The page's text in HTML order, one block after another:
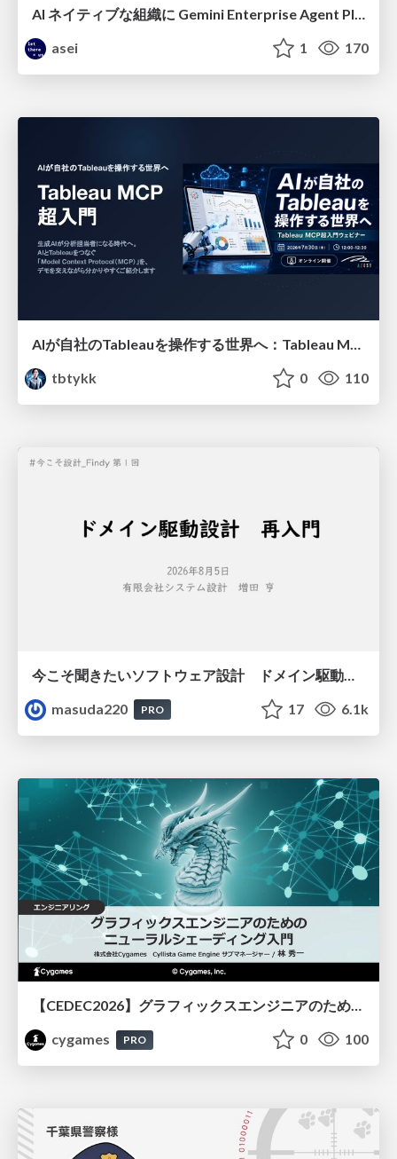
AI ネイティブな組織に Gemini Enterprise Agent Platform がなぜ必要なのか
asei
1 170
AIが自社のTableauを操作する世界へ：Tableau MCP超入門
tbtykk
0 110
masuda220
PRO 17 6.1k
【CEDEC2026】グラフィックスエンジニアのためのニューラルシェーディング入門
cygames
PRO 0 100